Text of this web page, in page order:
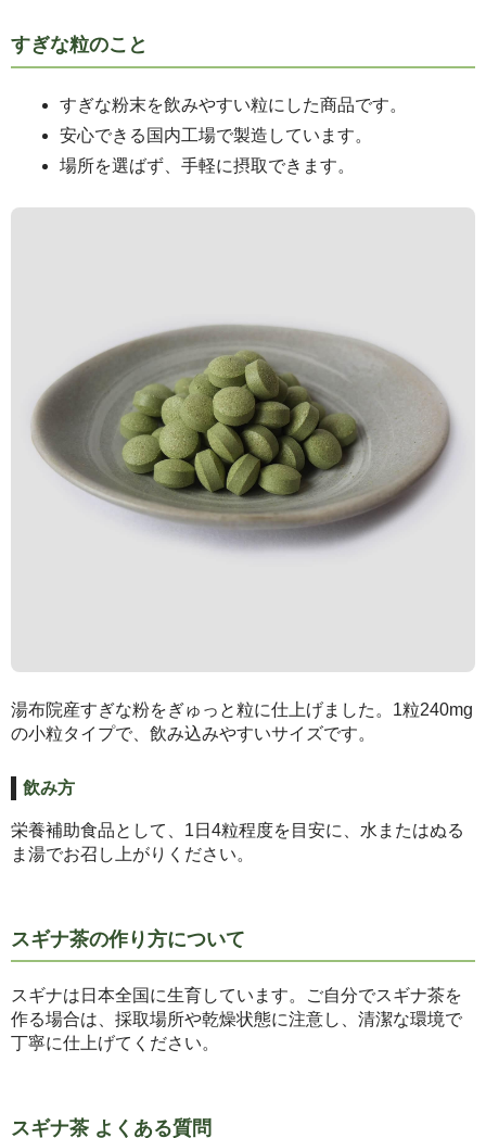
すぎな粒のこと
すぎな粉末を飲みやすい粒にした商品です。
安心できる国内工場で製造しています。
場所を選ばず、手軽に摂取できます。
湯布院産すぎな粉をぎゅっと粒に仕上げました。1粒240mg
の小粒タイプで、飲み込みやすいサイズです。
飲み方
栄養補助食品として、1日4粒程度を目安に、水またはぬる
ま湯でお召し上がりください。
スギナ茶の作り方について
スギナは日本全国に生育しています。ご自分でスギナ茶を
作る場合は、採取場所や乾燥状態に注意し、清潔な環境で
丁寧に仕上げてください。
スギナ茶 よくある質問